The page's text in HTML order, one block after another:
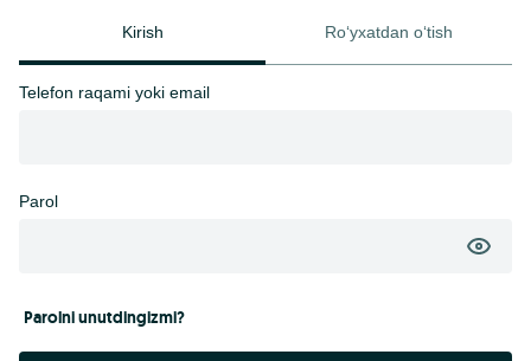
Kirish Ro‘yxatdan o‘tish
Telefon raqami yoki email
Parol
Parolni unutdingizmi?